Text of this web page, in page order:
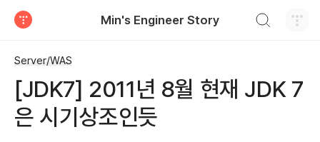
Min's Engineer Story
Server/WAS
[JDK7] 2011년 8월 현재 JDK 7
은 시기상조인듯